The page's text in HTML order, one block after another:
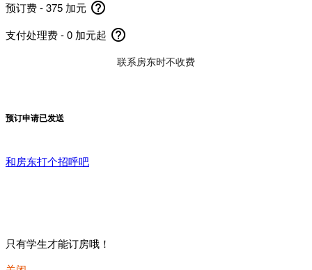
预订费 - 375 加元 help_outline
支付处理费 - 0 加元起 help_outline
联系房东时不收费
预订申请已发送
和房东打个招呼吧
只有学生才能订房哦！